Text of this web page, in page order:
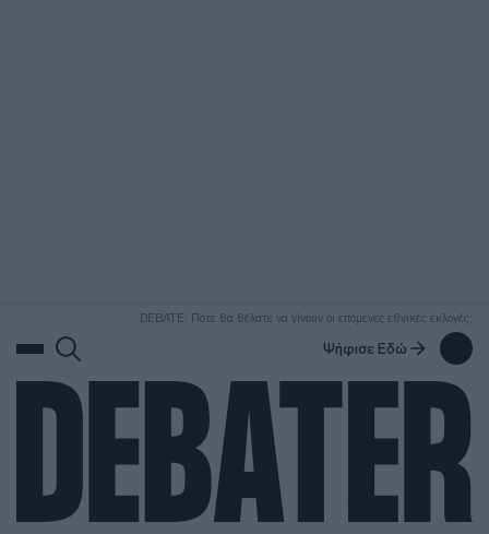
DEBATE: Πότε θα θέλατε να γίνουν οι επόμενες εθνικές εκλογές;
Ψήφισε Εδώ